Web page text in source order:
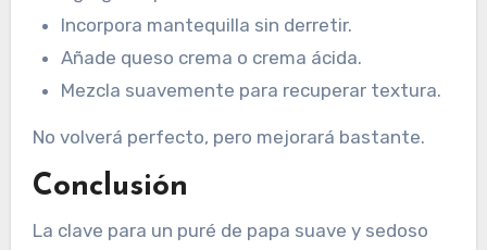
Incorpora mantequilla sin derretir.
Añade queso crema o crema ácida.
Mezcla suavemente para recuperar textura.
No volverá perfecto, pero mejorará bastante.
Conclusión
La clave para un puré de papa suave y sedoso